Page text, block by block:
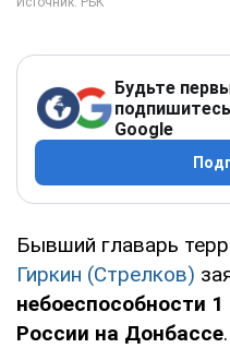
Будьте
Google
Бывший главарь
Гиркин (Стрелков)
небоеспособности
России на Донбассе